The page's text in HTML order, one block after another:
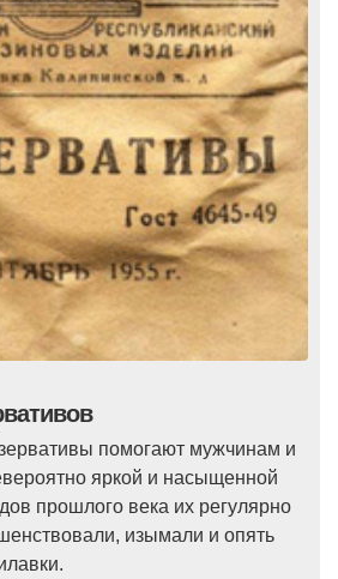
помогают мужчинам и
яркой и насыщенной
прошлого века их регулярно
изымали и опять